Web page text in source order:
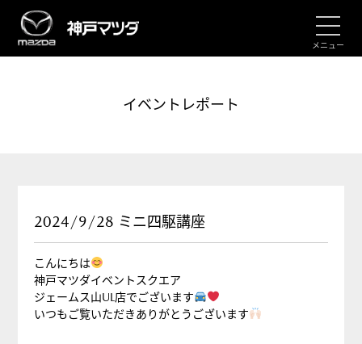
メニュー
イベントレポート
2024/9/28 ミニ四駆講座
こんにちは
神戸マツダイベントスクエア
ジェームス山UL店でございます
いつもご覧いただきありがとうございます